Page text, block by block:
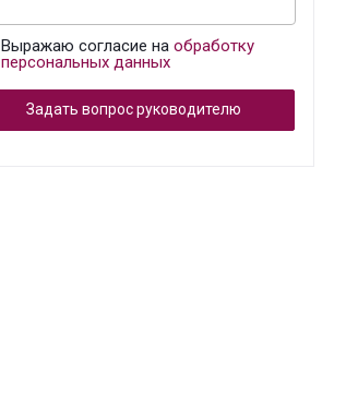
Выражаю согласие на обработку
персональных данных
Задать вопрос руководителю